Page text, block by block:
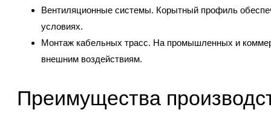
Вентиляционные системы. Корытный профиль
условиях.
Монтаж кабельных трасс. На промышленных и
внешним воздействиям.
Преимущества